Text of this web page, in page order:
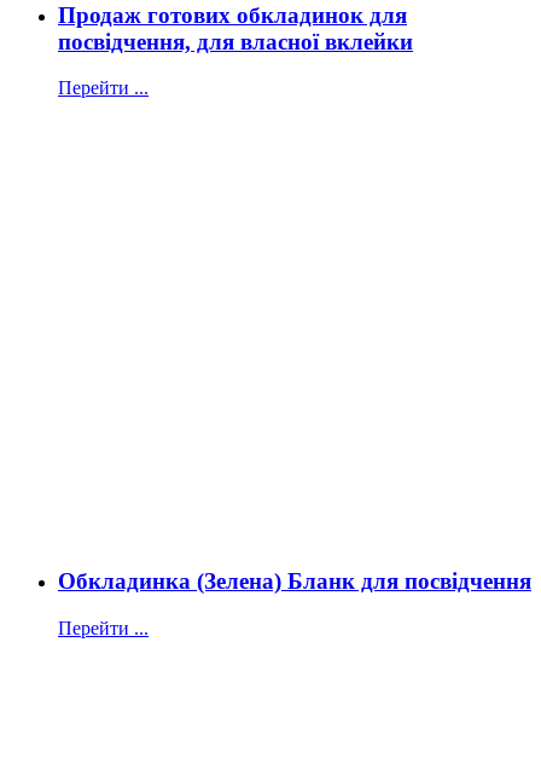
Продаж готових обкладинок для
посвідчення, для власної вклейки
Перейти ...
Обкладинка (Зелена) Бланк для посвідчення
Перейти ...